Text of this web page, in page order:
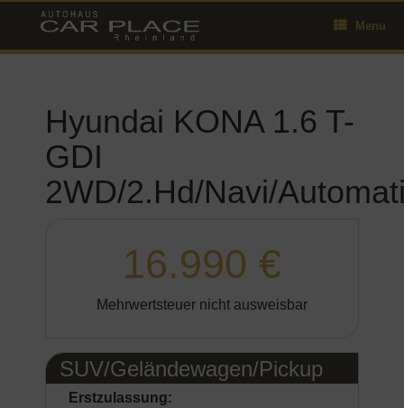
content
Menu
Hyundai KONA 1.6 T-
GDI
2WD/2.Hd/Navi/
16.990 €
Mehrwertsteuer nicht ausweisbar
SUV/Geländewagen/Pickup
Erstzulassung: